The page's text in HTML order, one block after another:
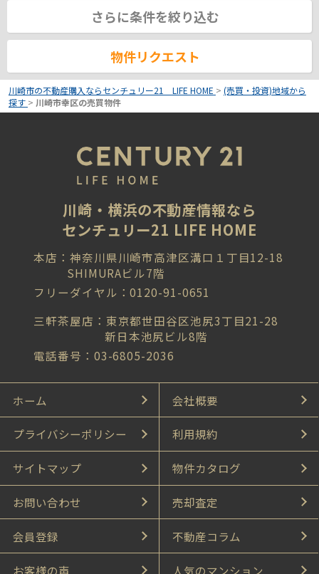
さらに条件を絞り込む
物件リクエスト
川崎市の不動産購入ならセンチュリー21 LIFE HOME > (売買・投資)地域から
探す > 川崎市幸区の売買物件
川崎・横浜の不動産情報なら
センチュリー21 LIFE HOME
本店：神奈川県川崎市高津区溝口１丁目12-18
SHIMURAビル7階
フリーダイヤル：0120-91-0651
三軒茶屋店：東京都世田谷区池尻3丁目21-28
新日本池尻ビル8階
電話番号：03-6805-2036
ホーム 会社概要
プライバシーポリシー 利用規約
サイトマップ 物件カタログ
お問い合わせ 売却査定
会員登録 不動産コラム
お客様の声 人気のマンション